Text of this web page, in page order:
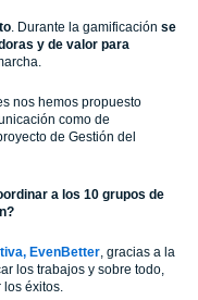
. Durante la gamificación se
y de valor para
nos hemos propuesto
como de
de Gestión del
a los 10 grupos de
EvenBetter, gracias a la
los trabajos y sobre todo,
los éxitos.